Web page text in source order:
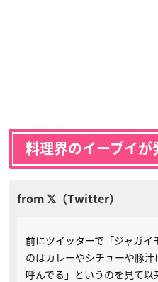
料理界のイーブイが
前にツイッターで「ジャガ
のはカレーやシチューや豚
呼んでる」というのを見て